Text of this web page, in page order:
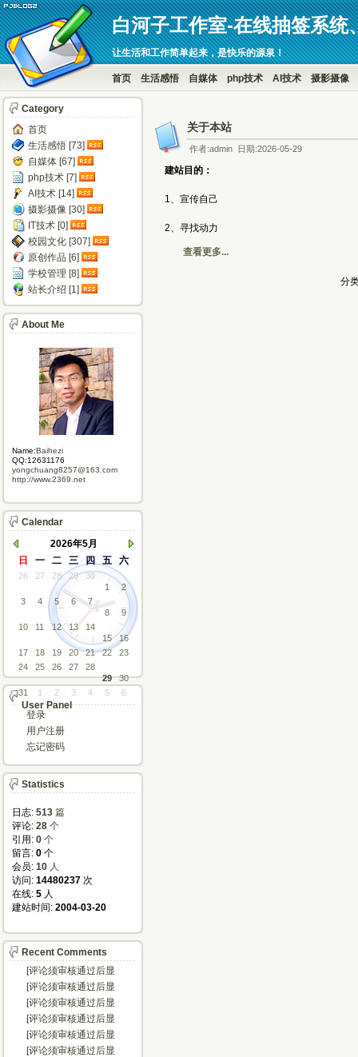
白河子工作室-在线抽签系统
让生活和工作简单起来，是快乐的源泉！
首页 生活感悟 自媒体 php技术 AI技术 摄影摄像
关于本站
作者:admin 日期:2026-05-29
建站目的：
1、宣传自己
2、寻找动力
查看更多...
分
Category
首页
生活感悟 [73]
自媒体 [67]
php技术 [7]
AI技术 [14]
摄影摄像 [30]
IT技术 [0]
校园文化 [307]
原创作品 [6]
学校管理 [8]
站长介绍 [1]
About Me
Name:Baihezi
QQ:12631176
yongchuang8257@163.com
http://www.2369.net
Calendar
2026年5月
日
一 二 三 四 五 六
26 27 28 29
30
1
2
3
4 5 6
7
8
9
10
11 12 13
14
15
16
17
18 19 20 21 22
23
24
25 26 27
28
29
30
31
1 2 3 4 5 6
User Panel
登录
用户注册
忘记密码
Statistics
日志: 513 篇
评论: 28 个
引用: 0 个
留言: 0 个
会员: 10 人
访问: 14480237 次
在线: 5 人
建站时间: 2004-03-20
Recent Comments
[评论须审核通过后显
示...]
[评论须审核通过后显
示...]
[评论须审核通过后显
示...]
[评论须审核通过后显
示...]
[评论须审核通过后显
示...]
[评论须审核通过后显